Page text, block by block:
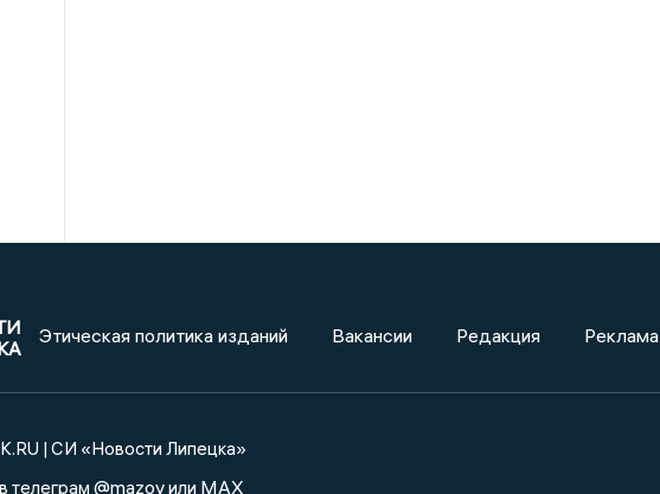
Этическая политика изданий Вакансии Редакция Реклама
| СИ «Новости Липецка»
телеграм @mazovили MAX